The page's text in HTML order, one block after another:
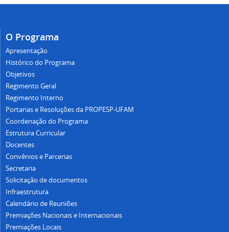
O Programa
Apresentação
Histórico do Programa
Objetivos
Regimento Geral
Regimento Interno
Portarias e Resoluções da PROPESP-UFAM
Coordenação do Programa
Estrutura Curricular
Docentes
Convênios e Parcerias
Secretaria
Solicitação de documentos
Infraestrutura
Calendário de Reuniões
Premiações Nacionais e Internacionais
Premiações Locais